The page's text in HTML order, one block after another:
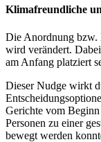
Klimafreundliche
Die Anordnung bzw.
wird verändert.
am Anfang platziert
Dieser Nudge wirkt
Gerichte vom
Personen zu einer
bewegt werden